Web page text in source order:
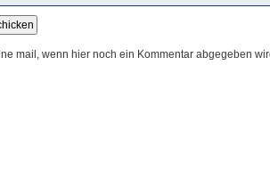
mail, wenn hier noch ein Kommentar abgegeben